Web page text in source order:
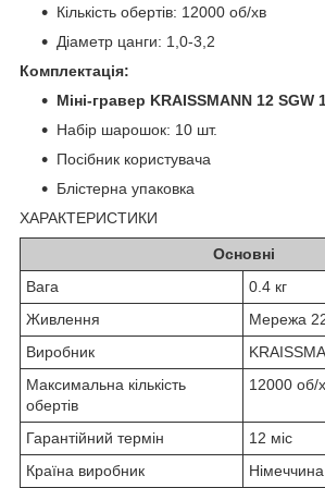
Кількість обертів: 12000 об/хв
Діаметр цанги: 1,0-3,2
Комплектація:
Міні-гравер KRAISSMANN 12 SGW
Набір шарошок: 10 шт.
Посібник користувача
Блістерна упаковка
ХАРАКТЕРИСТИКИ
Основні
Вага
0.4 кг
Живлення
Мережа
Виробник
Максимальна кількість
обертів
12000 об/
Гарантійний термін
12 міс
Країна виробник
Німеччина